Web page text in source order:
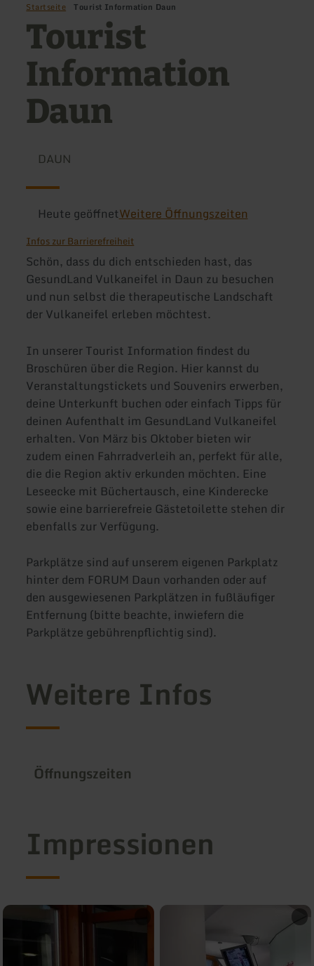
Startseite Tourist Information Daun
Tourist
Information
Daun
DAUN
Heute geöffnetWeitere Öffnungszeiten
Infos zur Barrierefreiheit
Schön, dass du dich entschieden hast, das
GesundLand Vulkaneifel in Daun zu besuchen
und nun selbst die therapeutische Landschaft
der Vulkaneifel erleben möchtest.
In unserer Tourist Information findest du
Broschüren über die Region. Hier kannst du
Veranstaltungstickets und Souvenirs erwerben,
deine Unterkunft buchen oder einfach Tipps für
deinen Aufenthalt im GesundLand Vulkaneifel
erhalten. Von März bis Oktober bieten wir
zudem einen Fahrradverleih an, perfekt für alle,
die die Region aktiv erkunden möchten. Eine
Leseecke mit Büchertausch, eine Kinderecke
sowie eine barrierefreie Gästetoilette stehen dir
ebenfalls zur Verfügung.
Parkplätze sind auf unserem eigenen Parkplatz
hinter dem FORUM Daun vorhanden oder auf
den ausgewiesenen Parkplätzen in fußläufiger
Entfernung (bitte beachte, inwiefern die
Parkplätze gebührenpflichtig sind).
Weitere Infos
Öffnungszeiten
Impressionen